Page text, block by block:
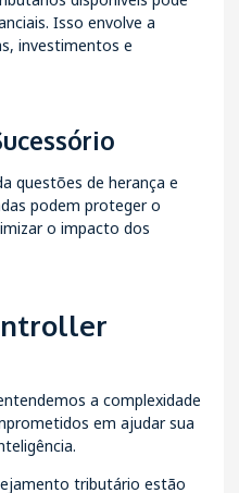
Isso envolve a
investimentos e
questões de herança e
podem proteger o
o impacto dos
a complexidade
em ajudar sua
tributário estão